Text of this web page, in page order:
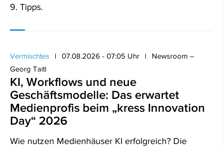
9. Tipps.
Vermischtes 07.08.2026 - 07:05 Uhr
Newsroom –
Georg Taitl
KI, Workflows und neue
Geschäftsmodelle: Das erwartet
Medienprofis beim „kress Innovation
Day“ 2026
Wie nutzen Medienhäuser KI erfolgreich? Die